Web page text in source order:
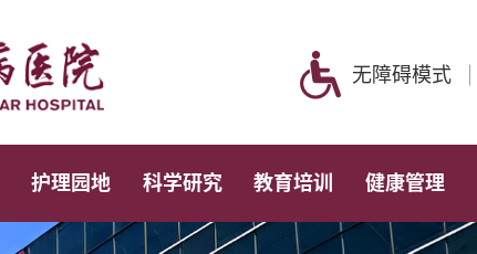
无障碍模式
护理园地 科学研究 教育培训 健康管理